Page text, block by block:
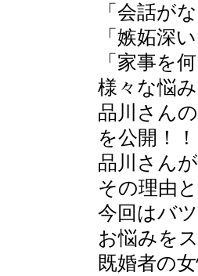
「会話がな
「嫉妬深い
「家事を
様々な悩
品川さん
を公開！！
品川さん
その理由と
今回はバ
お悩みを
既婚者の